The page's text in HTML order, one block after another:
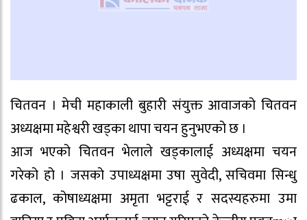
चितवन । मेची महाकाली बुहारी संयुक्त आवाजको चितवन
अध्यक्षमा महेश्वरी खड्का थापा चयन हुनुभएको छ ।
आज भएको चितवन भेलाले खड्कालाई अध्यक्षमा चयन
गरेको हो । जसको उपाध्यक्षमा उषा सुवेदी, सचिवमा सिन्धु
ढकाल, कोषाध्यक्षमा अमृता भट्टराई र सदस्यहरुमा उमा